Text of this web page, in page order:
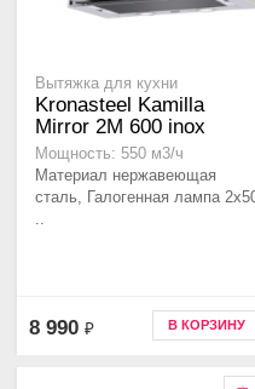
Вытяжка для кухни
Kronasteel Kamilla
Mirror 2M 600 inox
Мощность: 550 м3/ч
Материал нержавеющая
сталь, Галогенная лампа
..
8 990 ₽ В КОРЗИНУ